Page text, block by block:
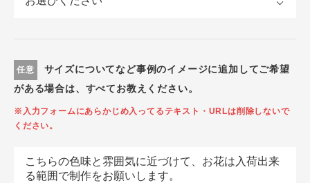
任意
サイズについてなど事例のイメージに追加してご希望
がある場合は、すべてお教えください。
※入力フォームにあらかじめ入ってるテキスト・URLは削除しないで
ください。